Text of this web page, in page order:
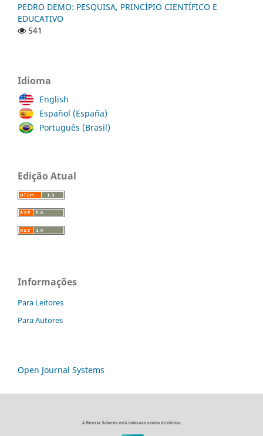
PEDRO DEMO: PESQUISA, PRINCÍPIO CIENTÍFICO E
EDUCATIVO
541
Idioma
English
Español (España)
Português (Brasil)
Edição Atual
Informações
Para Leitores
Para Autores
Open Journal Systems